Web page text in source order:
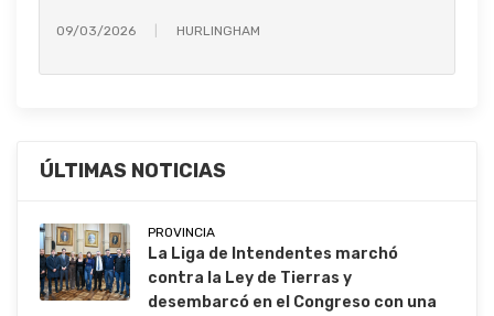
09/03/2026 HURLINGHAM
ÚLTIMAS NOTICIAS
PROVINCIA
La Liga de Intendentes marchó
contra la Ley de Tierras y
desembarcó en el Congreso con una